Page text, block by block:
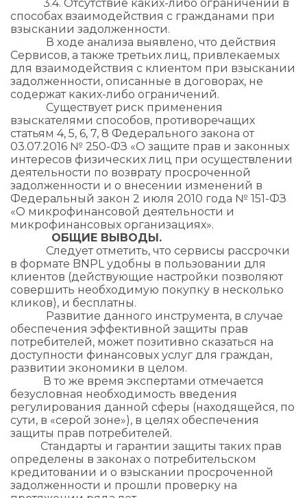
3.4. Отсутствие каких-либо ограничений в
способах взаимодействия с гражданами при
взыскании задолженности.
В ходе анализа выявлено, что действия
Сервисов, а также третьих лиц, привлекаемых
для взаимодействия с клиентом при взыскании
задолженности, описанные в договорах, не
содержат каких-либо ограничений.
Существует риск применения
взыскателями способов, противоречащих
статьям 4, 5, 6, 7, 8 Федерального закона от
03.07.2016 № 250-ФЗ «О защите прав и законных
интересов физических лиц при осуществлении
деятельности по возврату просроченной
задолженности и о внесении изменений в
Федеральный закон 2 июля 2010 года № 151-ФЗ
«О микрофинансовой деятельности и
микрофинансовых организациях».
ОБЩИЕ ВЫВОДЫ.
Следует отметить, что сервисы рассрочки
в формате BNPL удобны в пользовании для
клиентов (действующие настройки позволяют
совершить необходимую покупку в несколько
кликов), и бесплатны.
Развитие данного инструмента, в случае
обеспечения эффективной защиты прав
потребителей, может позитивно сказаться на
доступности финансовых услуг для граждан,
развитии экономики в целом.
В то же время экспертами отмечается
безусловная необходимость введения
регулирования данной сферы (находящейся, по
сути, в «серой зоне»), в целях обеспечения
защиты прав потребителей.
Стандарты и гарантии защиты таких прав
определены в законах о потребительском
кредитовании и о взыскании просроченной
задолженности и прошли проверку на